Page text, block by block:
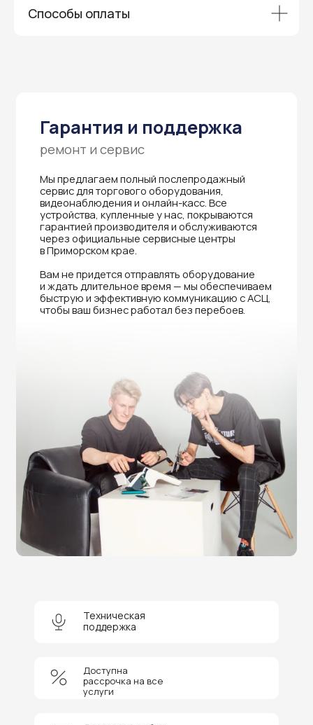
Способы оплаты
Техническая
поддержка
Доступна
рассрочка на все
услуги
Нужна помощь в выборе?
Оставьте заявку на бесплатную
консультацию и получите
скидку 5%
Соглашаюсь на обработку персональных данных